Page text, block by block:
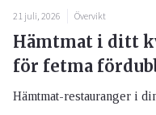
21 juli, 2026 Övervikt
Hämtmat i ditt
för fetma
Hämtmat-restauranger i